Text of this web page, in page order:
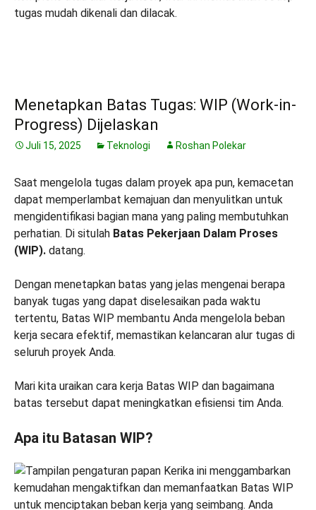
tugas mudah dikenali dan dilacak.
Menetapkan Batas Tugas: WIP (Work-in-
Progress) Dijelaskan
Juli 15, 2025 Teknologi Roshan Polekar
Saat mengelola tugas dalam proyek apa pun, kemacetan
dapat memperlambat kemajuan dan menyulitkan untuk
mengidentifikasi bagian mana yang paling membutuhkan
perhatian. Di situlah Batas Pekerjaan Dalam Proses
(WIP). datang.
Dengan menetapkan batas yang jelas mengenai berapa
banyak tugas yang dapat diselesaikan pada waktu
tertentu, Batas WIP membantu Anda mengelola beban
kerja secara efektif, memastikan kelancaran alur tugas di
seluruh proyek Anda.
Mari kita uraikan cara kerja Batas WIP dan bagaimana
batas tersebut dapat meningkatkan efisiensi tim Anda.
Apa itu Batasan WIP?